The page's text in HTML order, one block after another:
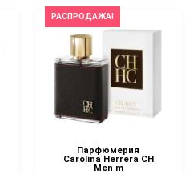
РАСПРОДАЖА!
Парфюмерия
Carolina Herrera CH
Men m